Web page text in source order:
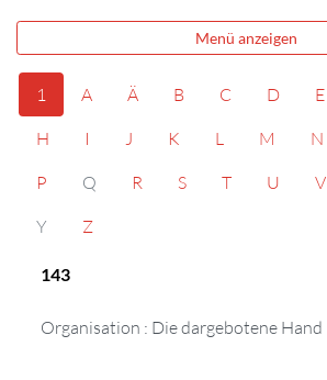
Menü anzeigen
1 A Ä B C D E
H
I J K L M N
P
Q R S T U V
Y
Z
143
Organisation : Die dargebotene Hand